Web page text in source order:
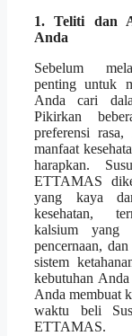
1. Teliti dan
Anda
Sebelum
penting untuk
Anda cari
Pikirkan
preferensi
manfaat
harapkan.
ETTAMAS
yang kaya
kesehatan,
kalsium yang
pencernaan,
sistem
kebutuhan
Anda membuat
waktu beli
ETTAMAS.